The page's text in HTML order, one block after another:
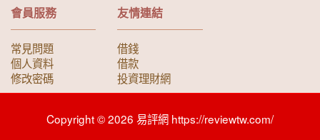
會員服務
常見問題
個人資料
修改密碼
友情連結
借錢
借款
投資理財網
Copyright © 2026 易評網 https://reviewtw.com/